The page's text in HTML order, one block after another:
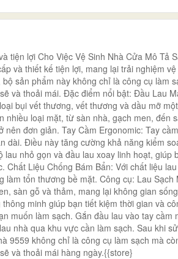
tiện lợi Cho Việc Vệ Sinh Nhà Cửa Mô Tả
và thiết kế tiện lợi, mang lại trải nghiệm
sản phẩm này không chỉ là công cụ làm
và thoải mái. Đặc điểm nổi bật: Đầu Lau
bụi vết thương, vết thương và dầu mỡ
nhiều loại mặt, từ sàn nhà, gạch men, đến
nên đơn giản. Tay Cầm Ergonomic: Tay
dài. Điều này tăng cường khả năng kiểm
nhỏ gọn và đầu lau xoay linh hoạt,
Chất Liệu Chống Bám Bẩn: Với chất liệu
làm tổn thương bề mặt. Công cụ: Lau
sàn gỗ và thảm, mang lại không gian
minh giúp bạn tiết kiệm thời gian và
muốn làm sạch. Gắn đầu lau vào tay
nhà qua khu vực cần làm sạch. Sau khi
9559 không chỉ là công cụ làm sạch mà
và thoải mái hàng ngày.{{store}